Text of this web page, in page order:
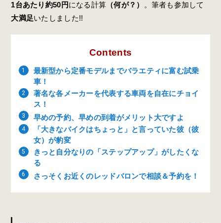
1台あたり約50円になる計算 （何が？）
。筆者も参加して
大満足いたしました!!
Contents
最新型から定番モデルまでバラエティに富む試乗
車！
著名な各メーカーを代表する車両を自在にチョイ
ス！
早めの予約、早めの到着がメリット大ですよ
「大きなバイクはちょっと」と言っていた彼（彼
女）が豹変
きっと自分なりの「ステップアップ」がしたくな
る
さっそくお近くのレッドバロンで相談＆予約を！